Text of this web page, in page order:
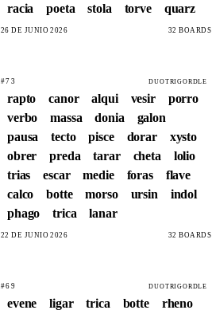
racia
poeta stola torve quarz
26 DE JUNIO 2026 32 BOARDS
#73 DUOTRIGORDLE
rapto canor alqui vesir
porro
verbo
massa donia
galon
pausa
tecto pisce dorar
xysto
obrer
preda tarar cheta
lolio
trias
escar medie foras
flave
calco
botte morso ursin
indol
phago
trica lanar
22 DE JUNIO 2026 32 BOARDS
#69 DUOTRIGORDLE
evene ligar trica botte
rheno